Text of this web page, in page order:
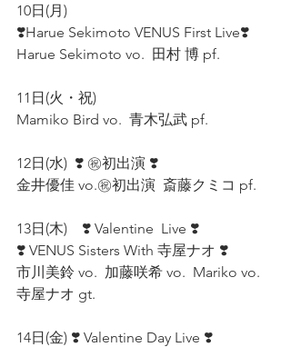
10日(月)
❣️Harue Sekimoto VENUS First Live❣️
Harue Sekimoto vo.  田村 博 pf.
11日(火・祝)
Mamiko Bird vo.  青木弘武 pf.
12日(水)  ❣️ ㊗初出演 ❣️
金井優佳 vo.㊗初出演  斎藤クミコ pf.
13日(木)　❣️ Valentine  Live ❣️
❣️ VENUS Sisters With 寺屋ナオ ❣️
市川美鈴 vo.  加藤咲希 vo.  Mariko vo.
寺屋ナオ gt.
14日(金) ❣️ Valentine Day Live ❣️